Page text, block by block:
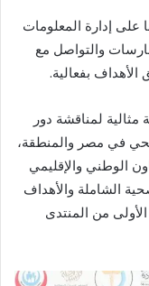
على إدارة المعلومات
والتواصل مع
بفعالية.
لمناقشة دور
في مصر والمنطقة،
الوطني والإقليمي
الشاملة والأهداف
من المنتدى